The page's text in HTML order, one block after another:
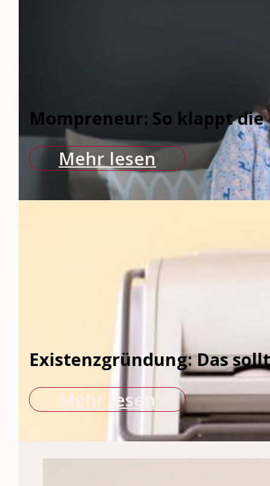
Mompreneur: So klappt
Mehr lesen
Existenzgründung: Das
Mehr lesen